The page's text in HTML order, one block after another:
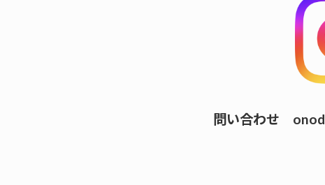
問い合わせ